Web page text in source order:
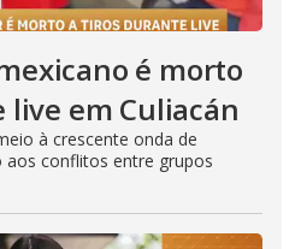
é morto
em Culiacán
à crescente onda de
aos conflitos entre grupos